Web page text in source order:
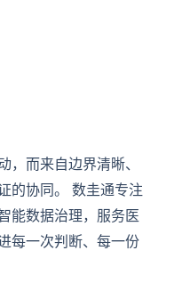
而来自边界清晰、
的协同。 数圭通专注
能数据治理，服务医
每一次判断、每一份